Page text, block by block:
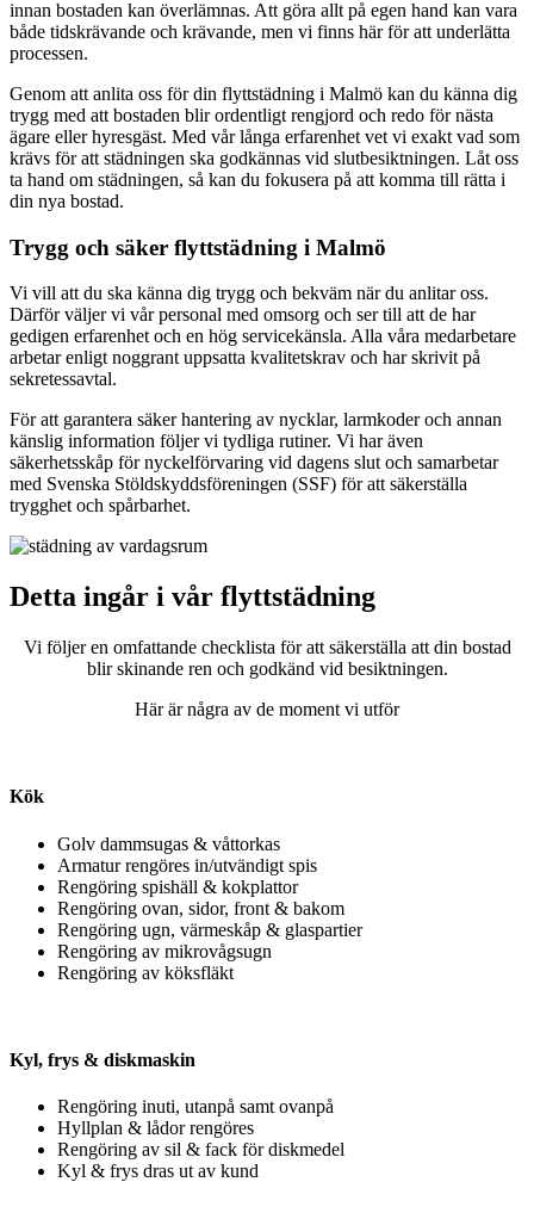
innan bostaden kan överlämnas. Att göra allt på egen hand kan vara
både tidskrävande och krävande, men vi finns här för att underlätta
processen.
Genom att anlita oss för din flyttstädning i Malmö kan du känna dig
trygg med att bostaden blir ordentligt rengjord och redo för nästa
ägare eller hyresgäst. Med vår långa erfarenhet vet vi exakt vad som
krävs för att städningen ska godkännas vid slutbesiktningen. Låt oss
ta hand om städningen, så kan du fokusera på att komma till rätta i
din nya bostad.
Trygg och säker flyttstädning i Malmö
Vi vill att du ska känna dig trygg och bekväm när du anlitar oss.
Därför väljer vi vår personal med omsorg och ser till att de har
gedigen erfarenhet och en hög servicekänsla. Alla våra medarbetare
arbetar enligt noggrant uppsatta kvalitetskrav och har skrivit på
sekretessavtal.
För att garantera säker hantering av nycklar, larmkoder och annan
känslig information följer vi tydliga rutiner. Vi har även
säkerhetsskåp för nyckelförvaring vid dagens slut och samarbetar
med Svenska Stöldskyddsföreningen (SSF) för att säkerställa
trygghet och spårbarhet.
Detta ingår i vår flyttstädning
Vi följer en omfattande checklista för att säkerställa att din bostad
blir skinande ren och godkänd vid besiktningen.
Här är några av de moment vi utför
Kök
Golv dammsugas & våttorkas
Armatur rengöres in/utvändigt spis
Rengöring spishäll & kokplattor
Rengöring ovan, sidor, front & bakom
Rengöring ugn, värmeskåp & glaspartier
Rengöring av mikrovågsugn
Rengöring av köksfläkt
Kyl, frys & diskmaskin
Rengöring inuti, utanpå samt ovanpå
Hyllplan & lådor rengöres
Rengöring av sil & fack för diskmedel
Kyl & frys dras ut av kund